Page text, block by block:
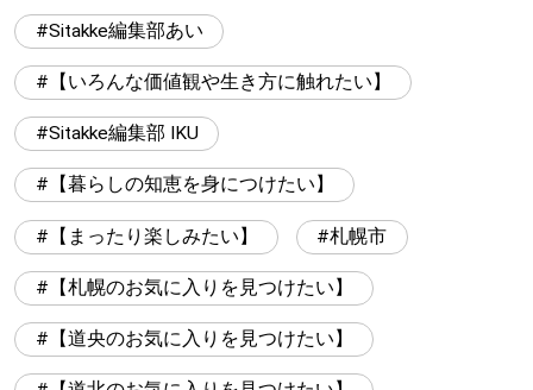
Sitakke編集部あい
【いろんな価値観や生き方に触れたい】
Sitakke編集部 IKU
【暮らしの知恵を身につけたい】
【まったり楽しみたい】 札幌市
【札幌のお気に入りを見つけたい】
【道央のお気に入りを見つけたい】